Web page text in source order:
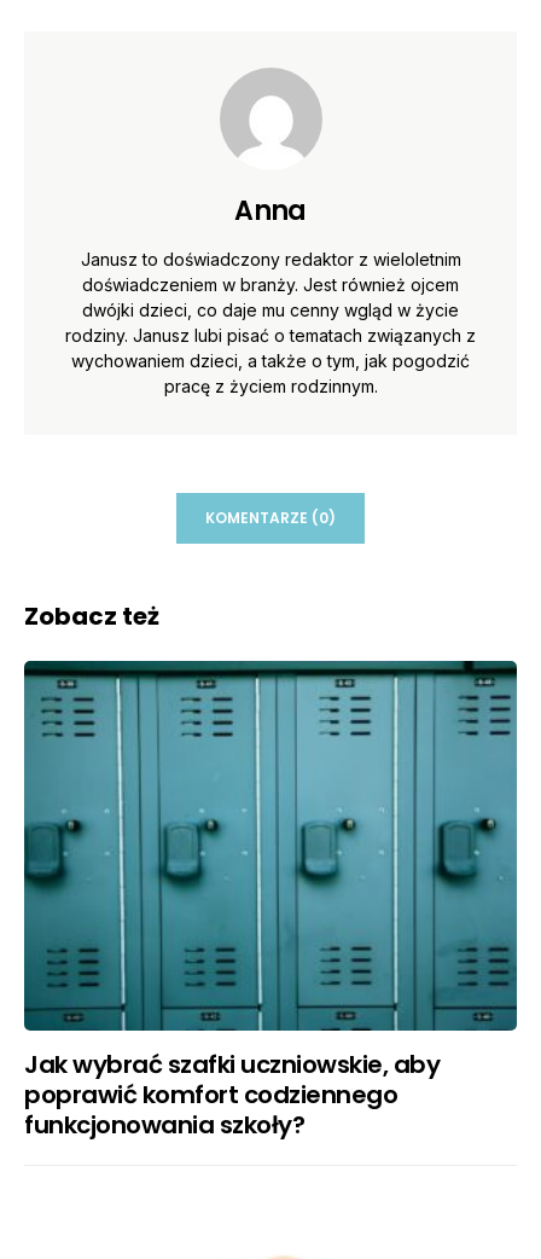
Anna
Janusz to doświadczony redaktor z wieloletnim
doświadczeniem w branży. Jest również ojcem
dwójki dzieci, co daje mu cenny wgląd w życie
rodziny. Janusz lubi pisać o tematach związanych z
wychowaniem dzieci, a także o tym, jak pogodzić
pracę z życiem rodzinnym.
KOMENTARZE (0)
Zobacz też
Jak wybrać szafki uczniowskie, aby
poprawić komfort codziennego
funkcjonowania szkoły?